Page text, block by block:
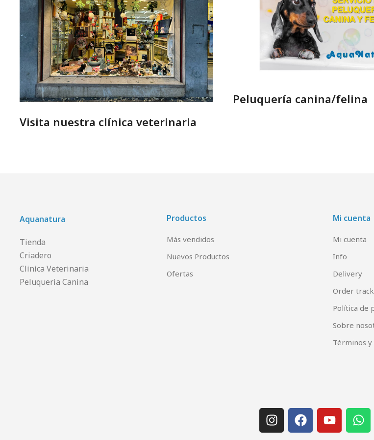
Visita nuestra clínica veterinaria
Peluquería canina/felina
Aquanatura
Tienda
Criadero
Clinica Veterinaria
Peluqueria Canina
Productos
Más vendidos
Nuevos Productos
Ofertas
Mi cuenta
Mi cuenta
Info
Delivery
Order
Política de
Sobre
Términos y